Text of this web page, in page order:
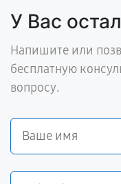
У Вас
Напишите или
бесплатную
вопросу.